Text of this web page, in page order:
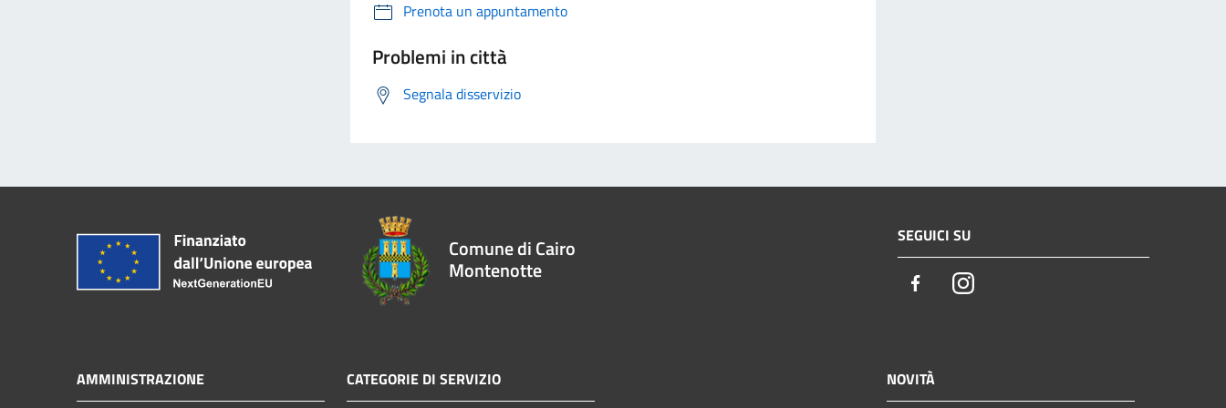
Prenota un appuntamento
Problemi in città
Segnala disservizio
Comune di Cairo
Montenotte
SEGUICI SU
FacebookInstagram
AMMINISTRAZIONE CATEGORIE DI SERVIZIO NOVITÀ